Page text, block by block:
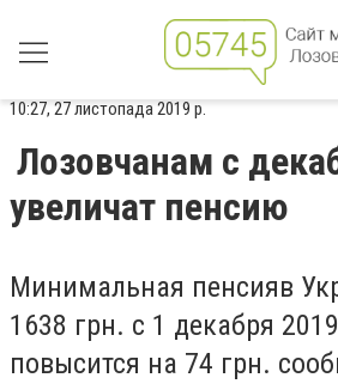
10:27, 27 листопада 2019 р.
Лозовчанам с
увеличат пенсию
Минимальная пенсияв
1638 грн. с 1 декабря
повысится на 74 грн.